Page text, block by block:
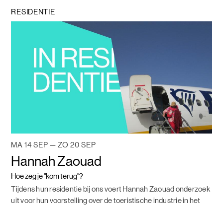
RESIDENTIE
MA 14 SEP — ZO 20 SEP
Hannah Zaouad
Hoe zeg je "kom terug"?
Tijdens hun residentie bij ons voert Hannah Zaouad onderzoek
uit voor hun voorstelling over de toeristische industrie in het